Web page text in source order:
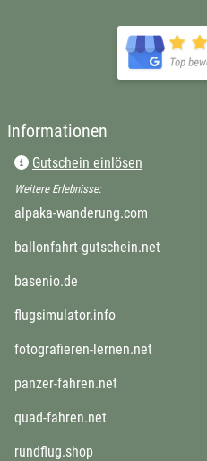
Informationen
Gutschein einlösen
Weitere Erlebnisse:
alpaka-wanderung.com
ballonfahrt-gutschein.net
basenio.de
flugsimulator.info
fotografieren-lernen.net
panzer-fahren.net
quad-fahren.net
rundflug.shop